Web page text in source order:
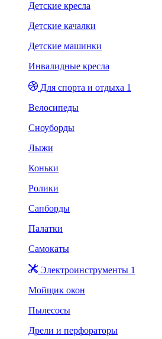
Детские кресла
Детские качалки
Детские машинки
Инвалидные кресла
Для спорта и отдыха 1
Велосипеды
Сноуборды
Лыжи
Коньки
Ролики
Сапборды
Палатки
Самокаты
Электроинструменты 1
Мойщик окон
Пылесосы
Дрели и перфораторы